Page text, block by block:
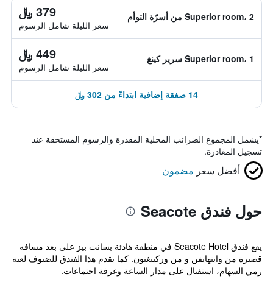
Superior room، 2 من أسرّة التوأم 379 ﷼
سعر الليلة شامل الرسوم
Superior room، 1 سرير كينغ 449 ﷼
سعر الليلة شامل الرسوم
14 صفقة إضافية ابتداءً من 302 ﷼
*يشمل المجموع الضرائب المحلية المقدرة والرسوم المستحقة عند
تسجيل المغادرة.
أفضل سعر مضمون
حول فندق Seacote
يقع فندق Seacote Hotel في منطقة هادئة بسانت بيز على بعد مسافه
قصيرة من وايتهايفن و من وركينغتون. كما يقدم هذا الفندق للضيوف لعبة
رمي السهام، استقبال على مدار الساعة وغرفة اجتماعات.